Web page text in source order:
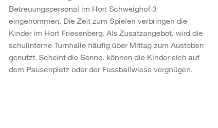
Betreuungspersonal im Hort Schweighof 3
eingenommen. Die Zeit zum Spielen verbringen die
Kinder im Hort Friesenberg. Als Zusatzangebot, wird die
schulinterne Turnhalle häufig über Mittag zum Austoben
genutzt. Scheint die Sonne, können die Kinder sich auf
dem Pausenplatz oder der Fussballwiese vergnügen.